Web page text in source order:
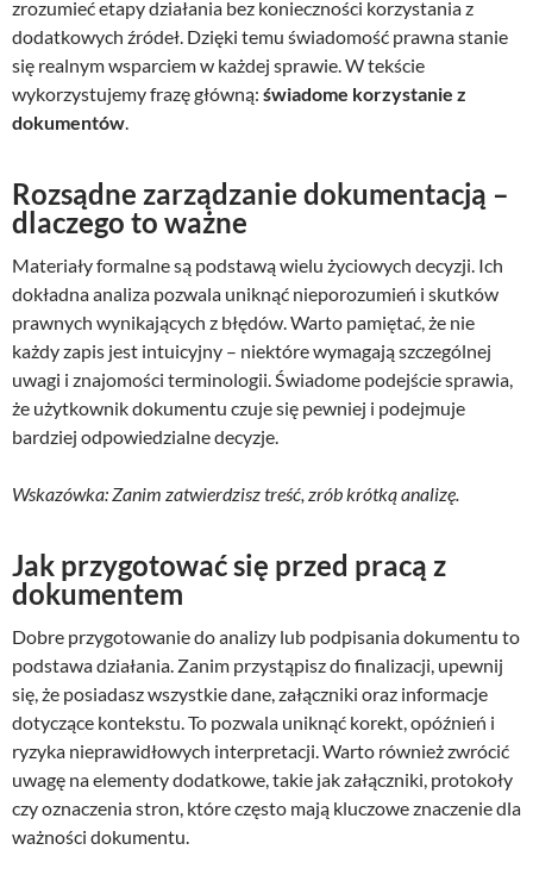
zrozumieć etapy działania bez konieczności korzystania z
dodatkowych źródeł. Dzięki temu świadomość prawna stanie
się realnym wsparciem w każdej sprawie. W tekście
wykorzystujemy frazę główną: świadome korzystanie z
dokumentów.
Rozsądne zarządzanie dokumentacją –
dlaczego to ważne
Materiały formalne są podstawą wielu życiowych decyzji. Ich
dokładna analiza pozwala uniknąć nieporozumień i skutków
prawnych wynikających z błędów. Warto pamiętać, że nie
każdy zapis jest intuicyjny – niektóre wymagają szczególnej
uwagi i znajomości terminologii. Świadome podejście sprawia,
że użytkownik dokumentu czuje się pewniej i podejmuje
bardziej odpowiedzialne decyzje.
Wskazówka: Zanim zatwierdzisz treść, zrób krótką analizę.
Jak przygotować się przed pracą z
dokumentem
Dobre przygotowanie do analizy lub podpisania dokumentu to
podstawa działania. Zanim przystąpisz do finalizacji, upewnij
się, że posiadasz wszystkie dane, załączniki oraz informacje
dotyczące kontekstu. To pozwala uniknąć korekt, opóźnień i
ryzyka nieprawidłowych interpretacji. Warto również zwrócić
uwagę na elementy dodatkowe, takie jak załączniki, protokoły
czy oznaczenia stron, które często mają kluczowe znaczenie dla
ważności dokumentu.